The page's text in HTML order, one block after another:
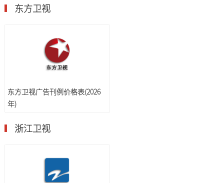
东方卫视
东方卫视广告刊例价格表(2026
年)
浙江卫视